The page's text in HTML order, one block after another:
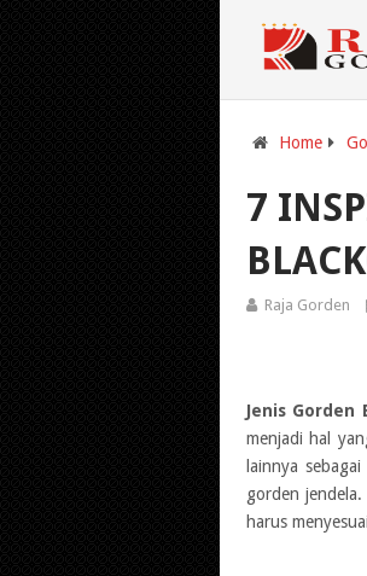
Home
7
Raja Gorden
Jenis Gorden
menjadi hal
lainnya
gorden
harus